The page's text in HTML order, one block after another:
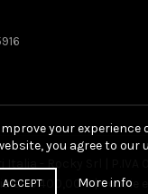
Italia - Rocky Srl | P.IVA
10.400,00 € |Cookie
your experience
you agree to our
ACCEPT More info